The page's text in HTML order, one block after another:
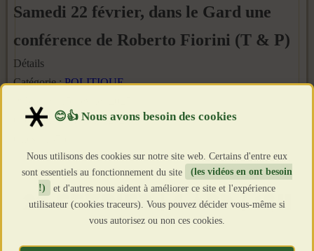
Samedi 22 février, dans le Gard une
conférence de Roberto Fiorini (T & P)
Détails
Catégorie :POLITIQUE
Création : 15 Février 2025
Nous utilisons des cookies sur notre site web. Certains d'entre eux
sont essentiels au fonctionnement du site
(les vidéos en ont besoin
!)
et d'autres nous aident à améliorer ce site et l'expérience
utilisateur (cookies traceurs). Vous pouvez décider vous-même si
vous autorisez ou non ces cookies.